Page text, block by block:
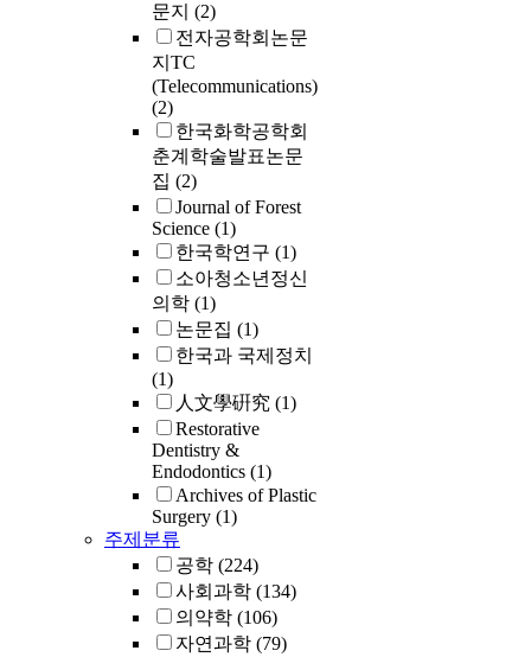
문지 (2)
전자공학회논문
지TC
(Telecommunications)
(2)
한국화학공학회
춘계학술발표논문
집 (2)
Journal of Forest
Science (1)
한국학연구 (1)
소아청소년정신
의학 (1)
논문집 (1)
한국과 국제정치
(1)
人文學硏究 (1)
Restorative
Dentistry &
Endodontics (1)
Archives of Plastic
Surgery (1)
주제분류
공학 (224)
사회과학 (134)
의약학 (106)
자연과학 (79)